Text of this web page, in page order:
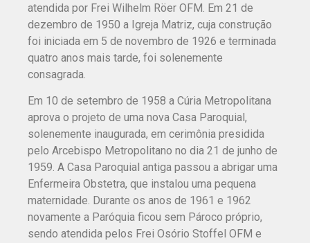
atendida por Frei Wilhelm Röer OFM. Em 21 de
dezembro de 1950 a Igreja Matriz, cuja construção
foi iniciada em 5 de novembro de 1926 e terminada
quatro anos mais tarde, foi solenemente
consagrada.
Em 10 de setembro de 1958 a Cúria Metropolitana
aprova o projeto de uma nova Casa Paroquial,
solenemente inaugurada, em cerimônia presidida
pelo Arcebispo Metropolitano no dia 21 de junho de
1959. A Casa Paroquial antiga passou a abrigar uma
Enfermeira Obstetra, que instalou uma pequena
maternidade. Durante os anos de 1961 e 1962
novamente a Paróquia ficou sem Pároco próprio,
sendo atendida pelos Frei Osório Stoffel OFM e